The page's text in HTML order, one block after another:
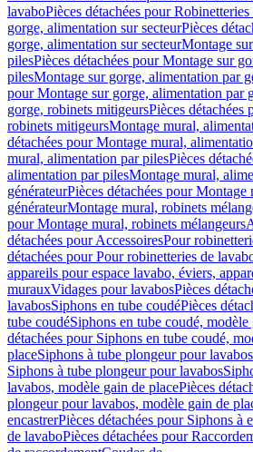
lavaboPièces détachées pour
gorge, alimentation sur secteurPièces
gorge, alimentation sur secteurMontage
pilesPièces détachées pour Montage sur
pilesMontage sur gorge, alimentation par
pour Montage sur gorge, alimentation par
gorge, robinets mitigeursPièces détachées
robinets mitigeursMontage mural,
détachées pour Montage mural,
mural, alimentation par pilesPièces
alimentation par pilesMontage mural,
générateurPièces détachées pour
générateurMontage mural, robinets
pour Montage mural, robinets mélangeurs
détachées pour AccessoiresPour
détachées pour Pour robinetteries de
appareils pour espace lavabo, éviers,
murauxVidages pour lavabosPièces
lavabosSiphons en tube coudéPièces
tube coudéSiphons en tube coudé, modèle
détachées pour Siphons en tube coudé,
placeSiphons à tube plongeur pour lavabos
Siphons à tube plongeur pour lavabos
lavabos, modèle gain de placePièces
plongeur pour lavabos, modèle gain de
encastrerPièces détachées pour Siphons à
de lavaboPièces détachées pour